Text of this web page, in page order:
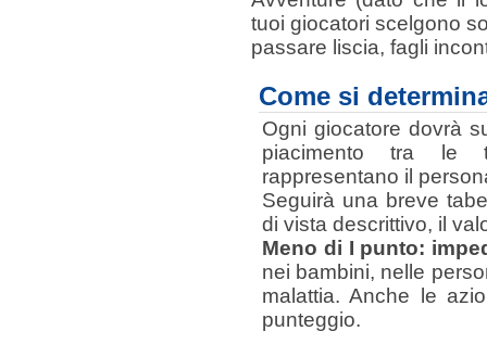
tuoi giocatori scelgono
passare liscia, fagli
Come si
Ogni giocatore dovrà
piacimento tra le
rappresentano il
Seguirà una breve
di vista descrittivo, il
Meno di I punto:
nei bambini, nelle
malattia. Anche le
punteggio.